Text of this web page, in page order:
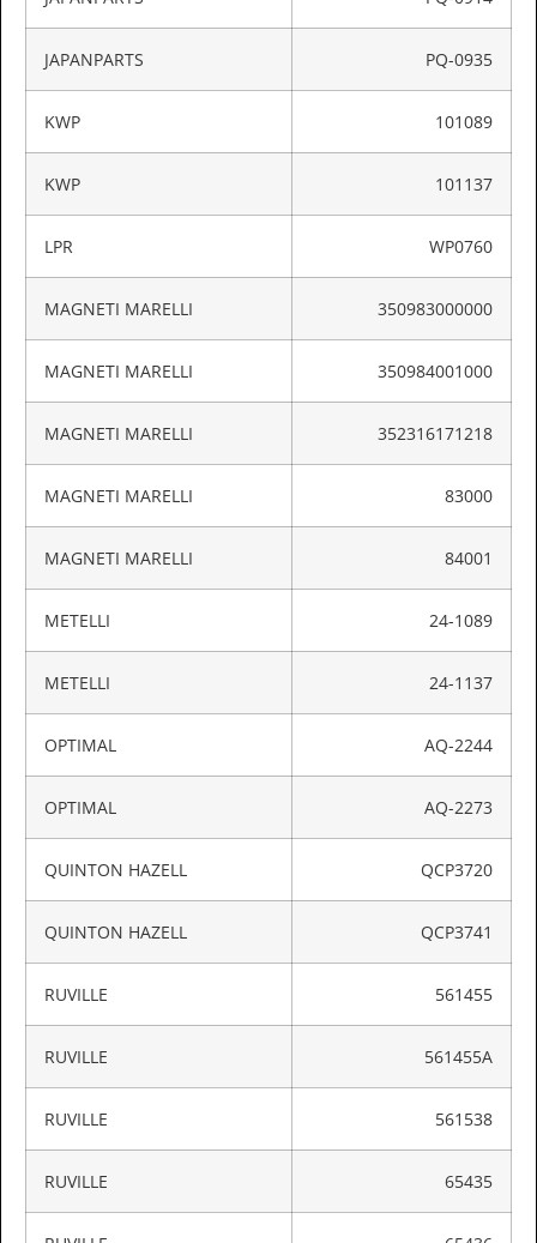
JAPANPARTS PQ-0935
KWP 101089
KWP 101137
LPR WP0760
MAGNETI MARELLI 350983000000
MAGNETI MARELLI 350984001000
MAGNETI MARELLI 352316171218
MAGNETI MARELLI 83000
MAGNETI MARELLI 84001
METELLI 24-1089
METELLI 24-1137
OPTIMAL AQ-2244
OPTIMAL AQ-2273
QUINTON HAZELL QCP3720
QUINTON HAZELL QCP3741
RUVILLE 561455
RUVILLE 561455A
RUVILLE 561538
RUVILLE 65435